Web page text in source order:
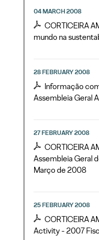
04 MARCH 2008
CORTICEIRA
mundo na
28 FEBRUARY 2008
Informação
Assembleia Geral
27 FEBRUARY 2008
CORTICEIRA
Assembleia Geral
Março de 2008
25 FEBRUARY 2008
CORTICEIRA
Activity - 2007